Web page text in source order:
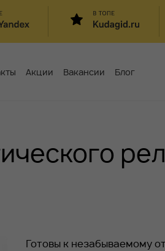
Акции Вакансии Блог
Готовы к незабываемому